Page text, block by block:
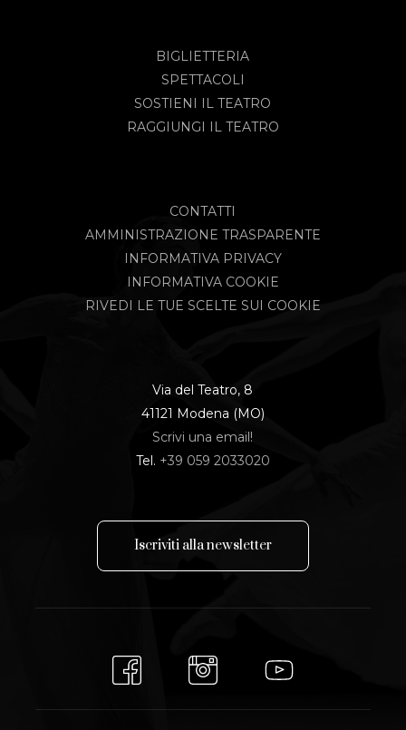
BIGLIETTERIA
SPETTACOLI
SOSTIENI IL TEATRO
RAGGIUNGI IL TEATRO
CONTATTI
AMMINISTRAZIONE TRASPARENTE
INFORMATIVA PRIVACY
INFORMATIVA COOKIE
RIVEDI LE TUE SCELTE SUI COOKIE
Via del Teatro, 8
41121 Modena (MO)
Scrivi una email!
Tel. +39 059 2033020
Iscriviti allanewsletter